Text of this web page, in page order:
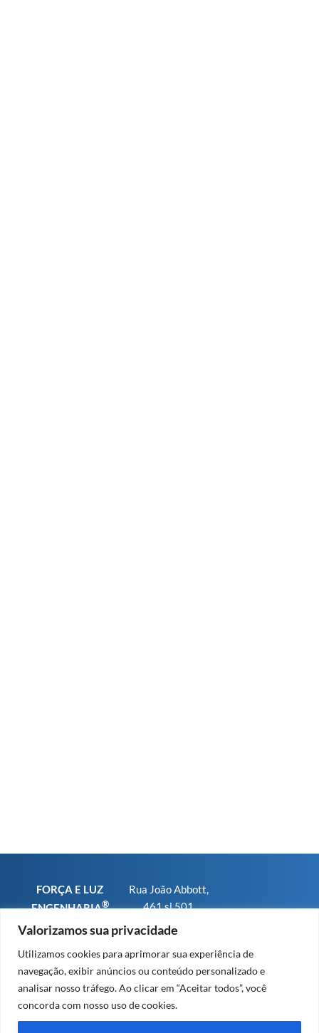
Valorizamos sua privacidade
Utilizamos cookies para aprimorar sua experiência de
navegação, exibir anúncios ou conteúdo personalizado e
analisar nosso tráfego. Ao clicar em “Aceitar todos”, você
concorda com nosso uso de cookies.
FORÇA E LUZ
ENGENHARIA®
25
CREA-RS sob n°
91.569
CREA-SC sob n°
Rua João Abbott,
461 sl 501
Bairro Petrópolis
Porto Alegre RS
Fone/WhatsApp:
+55 (51) 9 8479
2379